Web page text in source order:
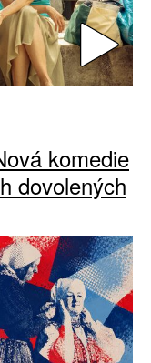
komedie
dovolených